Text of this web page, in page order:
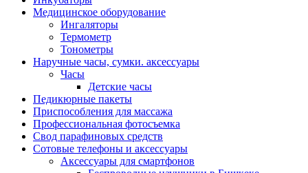
Медицинское оборудование
Ингаляторы
Термометр
Тонометры
Наручные часы, сумки. аксессуары
Часы
Детские часы
Педикюрные пакеты
Приспособления для массажа
Профессиональная фотосъемка
Свод парафиновых средств
Сотовые телефоны и аксессуары
Аксессуары для смартфонов